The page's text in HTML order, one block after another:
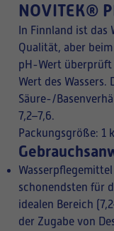
NOVITEK®
In Finnland ist das
Qualität, aber
pH-Wert überprüft
Wert des
Säure-/
7,2–7,6.
Packungsgröße: 1
schonendsten für
idealen Bereich
der Zugabe von